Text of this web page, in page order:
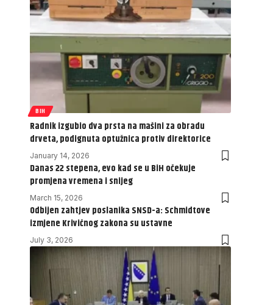
BIH
Radnik izgubio dva prsta na mašini za obradu
drveta, podignuta optužnica protiv direktorice
January 14, 2026
Danas 22 stepena, evo kad se u BiH očekuje
promjena vremena i snijeg
March 15, 2026
Odbijen zahtjev poslanika SNSD-a: Schmidtove
izmjene Krivičnog zakona su ustavne
July 3, 2026